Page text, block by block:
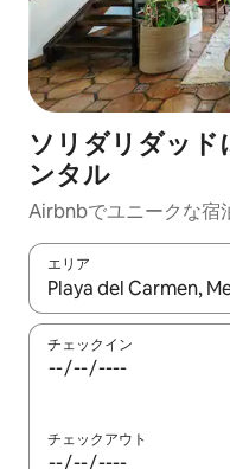
ソリダリダッド
ンタル
Airbnbでユニークな宿
エリア
検索結果が表示された
チェックイン
チェックアウト